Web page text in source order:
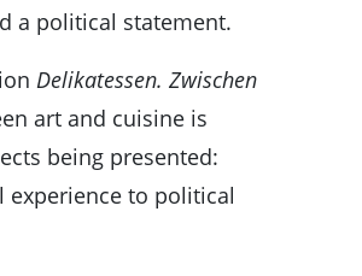
a political statement.
Delikatessen. Zwischen
art and cuisine is
being presented:
experience to political